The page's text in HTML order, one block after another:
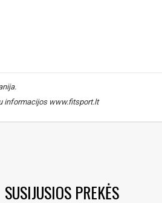
informacijos www.fitsport.lt​
SUSIJUSIOS PREKĖS